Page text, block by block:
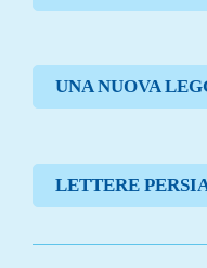
UNA NUOVA
LETTERE